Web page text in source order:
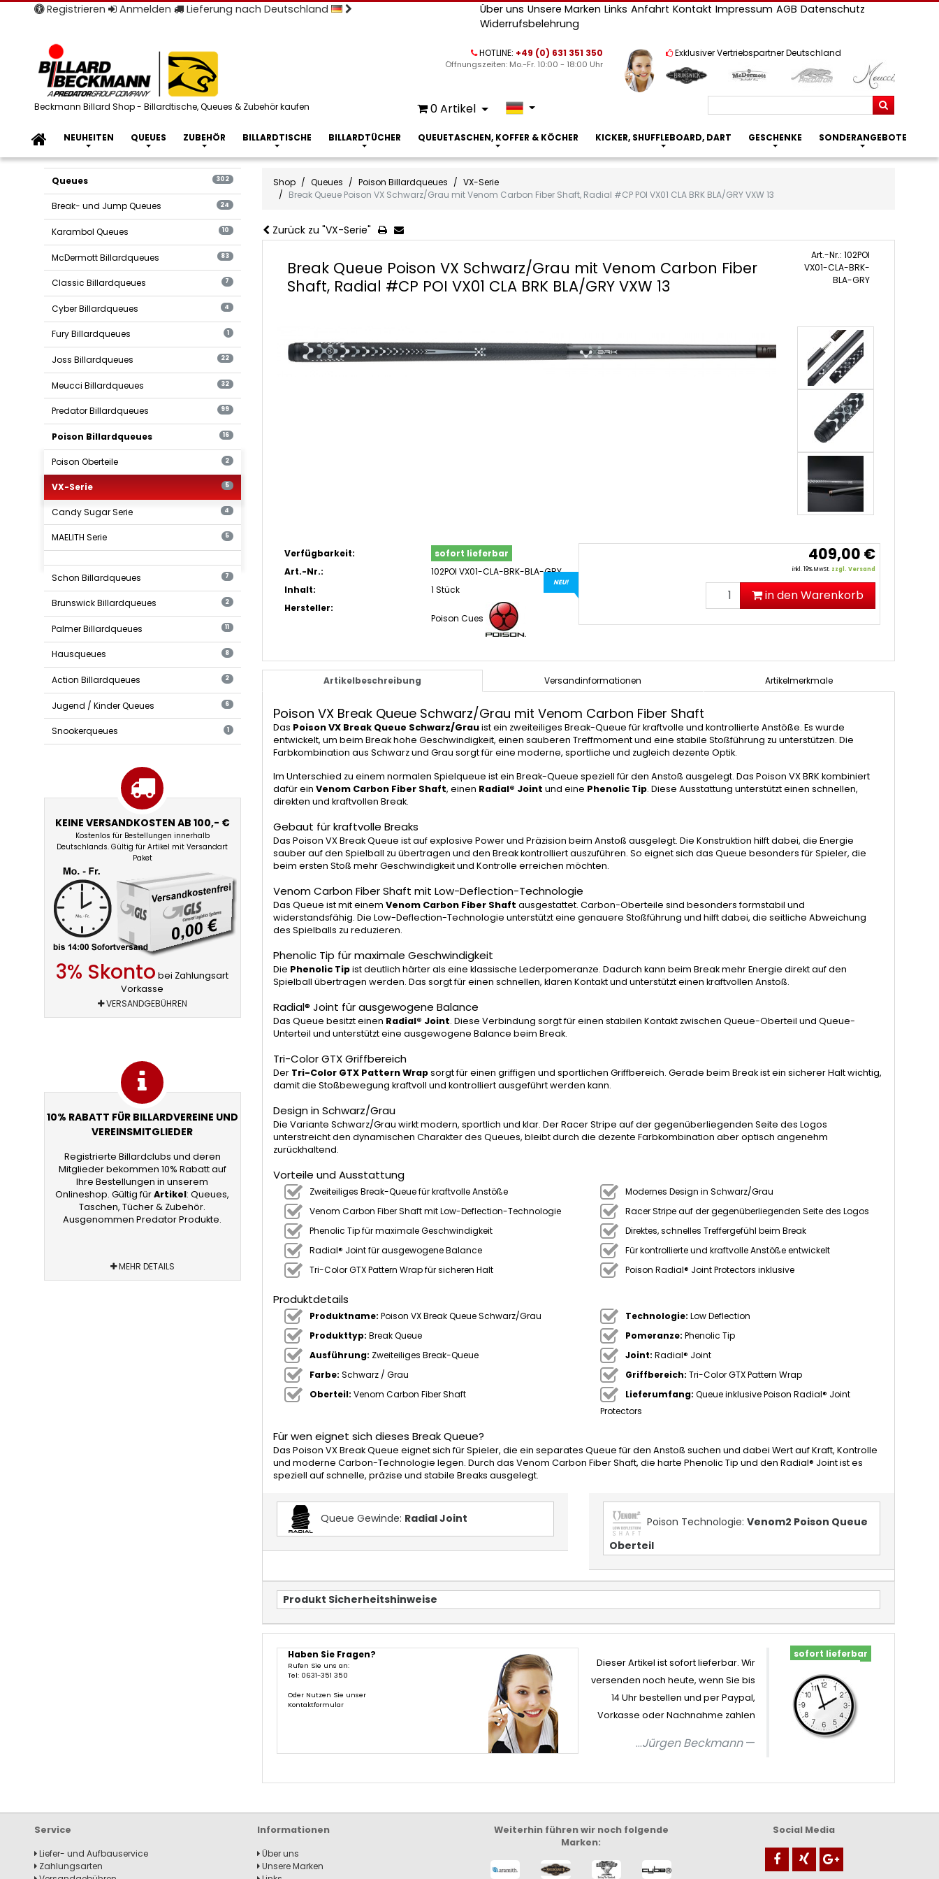
Registrieren Anmelden Lieferung nach Deutschland Über uns Unsere Marken Links Anfahrt Kontakt Impressum AGB Datenschutz
Widerrufsbelehrung
Beckmann Billard Shop - Billardtische, Queues & Zubehör kaufen
Exklusiver Vertriebspartner Deutschland
HOTLINE: +49 (0) 631 351 350
Öffnungszeiten: Mo.-Fr. 10:00 - 18:00 Uhr
0Artikel Suchen
NEUHEITEN QUEUES ZUBEHÖR BILLARDTISCHE BILLARDTÜCHER QUEUETASCHEN, KOFFER & KÖCHER KICKER, SHUFFLEBOARD, DART GESCHENKE SONDERANGEBOTE
Shop Queues Poison Billardqueues
VX-Serie
Break Queue Poison VX Schwarz/Grau mit Venom Carbon Fiber Shaft, Radial #CP POI VX01 CLA BRK BLA/GRY VXW 13
Zurück zu "VX-Serie"
Break Queue Poison VX Schwarz/Grau mit Venom Carbon Fiber
Shaft, Radial #CP POI VX01 CLA BRK BLA/GRY VXW 13
Art.-Nr.: 102POI
VX01-CLA-BRK-
BLA-GRY
Verfügbarkeit:
sofort lieferbar
Art.-Nr.:
102POI VX01-CLA-BRK-BLA-GRY
Inhalt:
1 Stück
Hersteller:
Poison Cues
NEU!
409,00 €
inkl. 19% MwSt. zzgl. Versand
in den Warenkorb
Artikelbeschreibung Versandinformationen Artikelmerkmale
Poison VX Break Queue Schwarz/Grau mit Venom Carbon Fiber Shaft
Das Poison VX Break Queue Schwarz/Grauist ein zweiteiliges Break-Queue für kraftvolle und kontrollierte Anstöße. Es wurde
entwickelt, um beim Break hohe Geschwindigkeit, einen sauberen Treffmoment und eine stabile Stoßführung zu unterstützen. Die
Farbkombination aus Schwarz und Grau sorgt für eine moderne, sportliche und zugleich dezente Optik.
Im Unterschied zu einem normalen Spielqueue ist ein Break-Queue speziell für den Anstoß ausgelegt. Das Poison VX BRK kombiniert
dafür ein Venom Carbon Fiber Shaft, einen Radial® Joint und eine Phenolic Tip. Diese Ausstattung unterstützt einen schnellen,
direkten und kraftvollen Break.
Gebaut für kraftvolle Breaks
Das Poison VX Break Queue ist auf explosive Power und Präzision beim Anstoß ausgelegt. Die Konstruktion hilft dabei, die Energie
sauber auf den Spielball zu übertragen und den Break kontrolliert auszuführen. So eignet sich das Queue besonders für Spieler, die
beim ersten Stoß mehr Geschwindigkeit und Kontrolle erreichen möchten.
Venom Carbon Fiber Shaft mit Low-Deflection-Technologie
Das Queue ist mit einem Venom Carbon Fiber Shaft ausgestattet. Carbon-Oberteile sind besonders formstabil und
widerstandsfähig. Die Low-Deflection-Technologie unterstützt eine genauere Stoßführung und hilft dabei, die seitliche Abweichung
des Spielballs zu reduzieren.
Phenolic Tip für maximale Geschwindigkeit
Die Phenolic Tipist deutlich härter als eine klassische Lederpomeranze. Dadurch kann beim Break mehr Energie direkt auf den
Spielball übertragen werden. Das sorgt für einen schnellen, klaren Kontakt und unterstützt einen kraftvollen Anstoß.
Radial® Joint für ausgewogene Balance
Das Queue besitzt einen Radial® Joint. Diese Verbindung sorgt für einen stabilen Kontakt zwischen Queue-Oberteil und Queue-
Unterteil und unterstützt eine ausgewogene Balance beim Break.
Tri-Color GTX Griffbereich
Der Tri-Color GTX Pattern Wrapsorgt für einen griffigen und sportlichen Griffbereich. Gerade beim Break ist ein sicherer Halt wichtig,
damit die Stoßbewegung kraftvoll und kontrolliert ausgeführt werden kann.
Design in Schwarz/Grau
Die Variante Schwarz/Grau wirkt modern, sportlich und klar. Der Racer Stripe auf der gegenüberliegenden Seite des Logos
unterstreicht den dynamischen Charakter des Queues, bleibt durch die dezente Farbkombination aber optisch angenehm
zurückhaltend.
Vorteile und Ausstattung
Zweiteiliges Break-Queue für kraftvolle Anstöße
Venom Carbon Fiber Shaft mit Low-Deflection-Technologie
Phenolic Tip für maximale Geschwindigkeit
Radial® Joint für ausgewogene Balance
Tri-Color GTX Pattern Wrap für sicheren Halt
Modernes Design in Schwarz/Grau
Racer Stripe auf der gegenüberliegenden Seite des Logos
Direktes, schnelles Treffergefühl beim Break
Für kontrollierte und kraftvolle Anstöße entwickelt
Poison Radial® Joint Protectors inklusive
Produktdetails
Produktname: Poison VX Break Queue Schwarz/Grau
Produkttyp: Break Queue
Ausführung: Zweiteiliges Break-Queue
Farbe: Schwarz / Grau
Oberteil: Venom Carbon Fiber Shaft
Technologie: Low Deflection
Pomeranze: Phenolic Tip
Joint: Radial® Joint
Griffbereich: Tri-Color GTX Pattern Wrap
Lieferumfang: Queue inklusive Poison Radial® Joint
Protectors
Für wen eignet sich dieses Break Queue?
Das Poison VX Break Queue eignet sich für Spieler, die ein separates Queue für den Anstoß suchen und dabei Wert auf Kraft, Kontrolle
und moderne Carbon-Technologie legen. Durch das Venom Carbon Fiber Shaft, die harte Phenolic Tip und den Radial® Joint ist es
speziell auf schnelle, präzise und stabile Breaks ausgelegt.
Queue Gewinde: Radial Joint Poison Technologie:Venom2 Poison Queue
Oberteil
Produkt Sicherheitshinweise
Haben Sie Fragen?
Rufen Sie uns an:
Tel: 0631-351 350
Oder Nutzen Sie unser
Kontaktformular
Dieser Artikel ist sofort lieferbar. Wir
versenden noch heute, wenn Sie bis
14 Uhr bestellen und per Paypal,
Vorkasse oder Nachnahme zahlen
...Jürgen Beckmann
sofort lieferbar
Queues 302
Break- und Jump Queues 24
Karambol Queues 10
McDermott Billardqueues 83
Classic Billardqueues 7
Cyber Billardqueues 4
Fury Billardqueues 1
Joss Billardqueues 22
Meucci Billardqueues 32
Predator Billardqueues 99
Poison Billardqueues 16
Poison Oberteile 2
VX-Serie 5
Candy Sugar Serie 4
MAELITH Serie 5
Schon Billardqueues 7
Brunswick Billardqueues 2
Palmer Billardqueues 11
Hausqueues 8
Action Billardqueues 2
Jugend / Kinder Queues 6
Snookerqueues 1
KEINE VERSANDKOSTEN AB 100,- €
Kostenlos für Bestellungen innerhalb
Deutschlands. Gültig für Artikel mit Versandart
Paket
3% Skonto bei Zahlungsart
Vorkasse
VERSANDGEBÜHREN
10% RABATT FÜR BILLARDVEREINE UND
VEREINSMITGLIEDER
Registrierte Billardclubs und deren
Mitglieder bekommen 10% Rabatt auf
Ihre Bestellungen in unserem
Onlineshop. Gültig fürArtikel: Queues,
Taschen, Tücher & Zubehör.
Ausgenommen Predator Produkte.
MEHR DETAILS
Service
Liefer- und Aufbauservice
Zahlungsarten
Informationen
Über uns
Unsere Marken
Weiterhin führen wir noch folgende
Marken:
Social Media